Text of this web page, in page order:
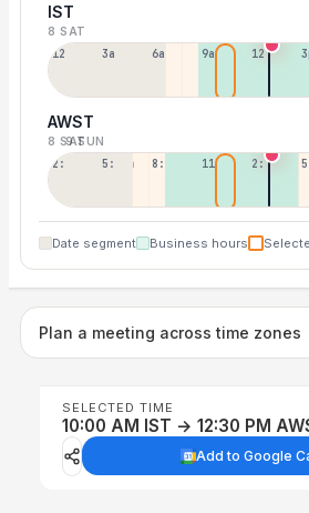
IST
8 SAT
12a 3a 6a 9a 12p
AWST
8 SAT9 SUN
2:30a 5:30a 8:30a 11:30a 2:30p
Date segment Business hours
Plan a meeting across time zones
SELECTED TIME
10:00 AM IST → 12:30 PM
Add to Google